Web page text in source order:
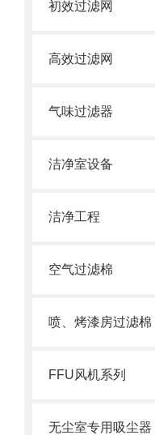
初效过滤网
高效过滤网
气味过滤器
洁净室设备
洁净工程
空气过滤棉
喷、烤漆房过滤棉
FFU风机系列
无尘室专用吸尘器